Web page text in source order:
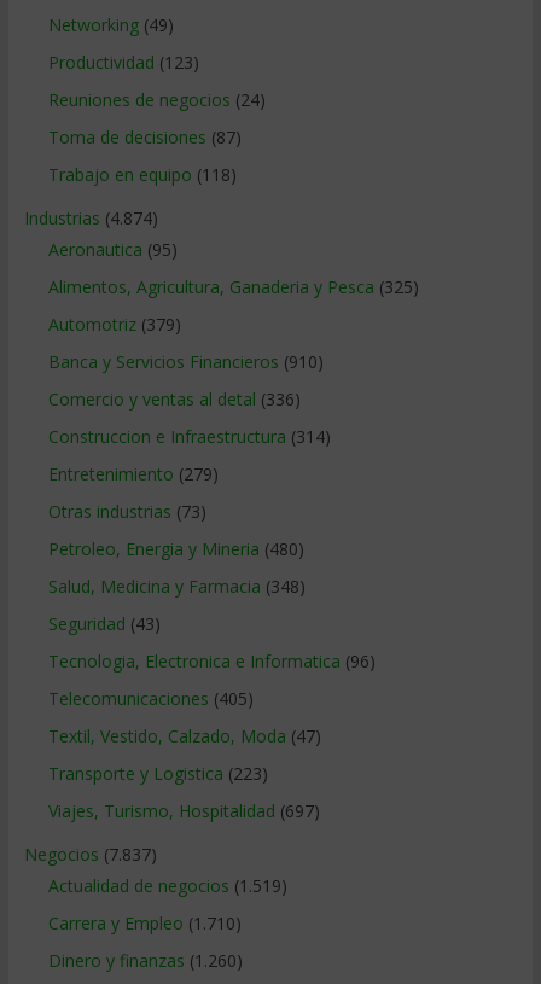
Networking(49)
Productividad (123)
Reuniones de negocios (24)
Toma de decisiones (87)
Trabajo en equipo (118)
Industrias (4.874)
Aeronautica (95)
Alimentos, Agricultura, Ganaderia y Pesca (325)
Automotriz(379)
Banca y Servicios Financieros (910)
Comercio y ventas al detal (336)
Construccion e Infraestructura (314)
Entretenimiento (279)
Otras industrias (73)
Petroleo, Energia y Mineria (480)
Salud, Medicina y Farmacia (348)
Seguridad (43)
Tecnologia, Electronica e Informatica (96)
Telecomunicaciones (405)
Textil, Vestido, Calzado, Moda (47)
Transporte y Logistica (223)
Viajes, Turismo, Hospitalidad (697)
Negocios (7.837)
Actualidad de negocios (1.519)
Carrera y Empleo (1.710)
Dinero y finanzas (1.260)